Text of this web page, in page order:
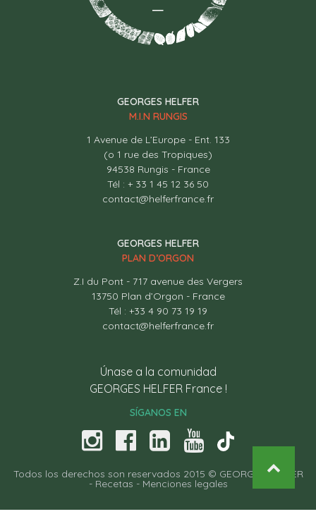
GEORGES HELFER
M.I.N RUNGIS
1 Avenue de L’Europe - Ent. 133
(o 1 rue des Tropiques)
94538 Rungis - France
Tél : + 33 1 45 12 36 50
contact@helferfrance.fr
GEORGES HELFER
PLAN D’ORGON
Z.I du Pont - 717 avenue des Vergers
13750 Plan d’Orgon - France
Tél : +33 4 90 73 19 19
contact@helferfrance.fr
Únase a la comunidad
GEORGES HELFER France !
SÍGANOS EN
Todos los derechos son reservados 2015 © GEORGES HELFER
- Recetas - Menciones legales